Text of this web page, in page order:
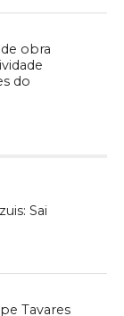
obra
do
Sai
Tavares